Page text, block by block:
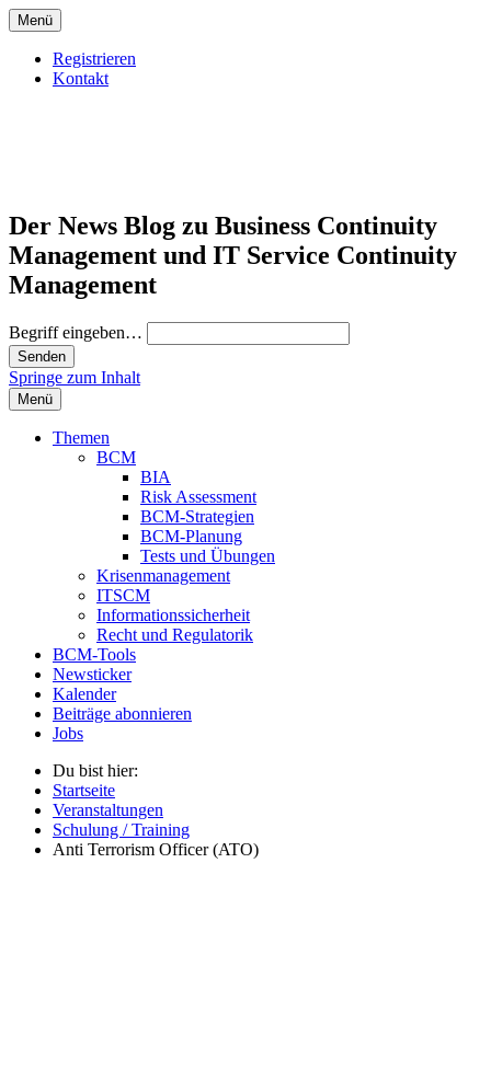
Menü
Registrieren
Kontakt
Der News Blog zu Business Continuity
Management und IT Service Continuity
Management
Begriff eingeben…
Springe zum Inhalt
Menü
Themen
BCM
BIA
Risk Assessment
BCM-Strategien
BCM-Planung
Tests und Übungen
Krisenmanagement
ITSCM
Informationssicherheit
Recht und Regulatorik
BCM-Tools
Newsticker
Kalender
Beiträge abonnieren
Jobs
Du bist hier:
Startseite
Veranstaltungen
Schulung / Training
Anti Terrorism Officer (ATO)